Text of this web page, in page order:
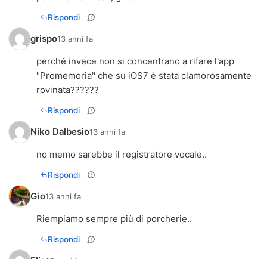
Rispondi
grispo13 anni fa
perché invece non si concentrano a rifare l'app
"Promemoria" che su iOS7 è stata clamorosamente
rovinata??????
Rispondi
Niko Dalbesio13 anni fa
no memo sarebbe il registratore vocale..
Rispondi
Gio13 anni fa
Riempiamo sempre più di porcherie..
Rispondi